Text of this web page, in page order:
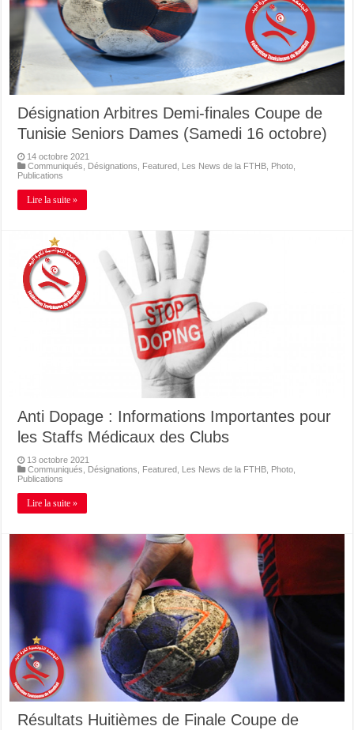
Désignation Arbitres Demi-finales Coupe de
Tunisie Seniors Dames (Samedi 16 octobre)
14 octobre 2021
Communiqués
Désignations Featured Les News de la FTHB Photo
Publications
Lire la suite »
Anti Dopage : Informations Importantes pour
les Staffs Médicaux des Clubs
13 octobre 2021
Communiqués
Désignations Featured Les News de la FTHB Photo
Publications
Lire la suite »
Résultats Huitièmes de Finale Coupe de